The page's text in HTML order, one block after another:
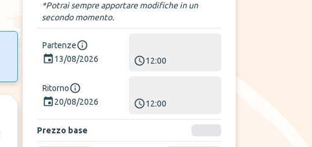
*Potrai sempre apportare modifiche in un
secondo momento.
Partenze
13/08/2026
12:00
Ritorno
20/08/2026
12:00
Prezzo base